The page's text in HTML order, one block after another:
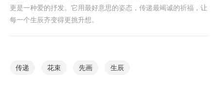
更是一种爱的抒发。它用最好意思的姿态，传递最竭诚的祈福，让
每一个生辰齐变得更挑升想。
传递 花束 先画 生辰